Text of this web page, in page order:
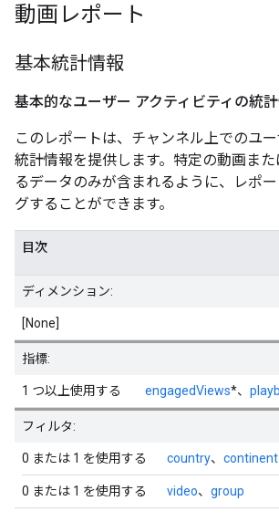
動画レポート
基本統計情報
基本的なユーザー アクティビティの統
このレポートは、チャンネル上でのユ
統計情報を提供します。特定の動画ま
るデータのみが含まれるように、レポ
グすることができます。
目次
ディメンション:
[None]
指標:
1 つ以上使用する engagedViews*、
フィルタ:
0 または 1 を使用する country、 continent
0 または 1 を使用する video、 group